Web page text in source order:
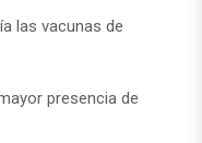
las vacunas de
presencia de